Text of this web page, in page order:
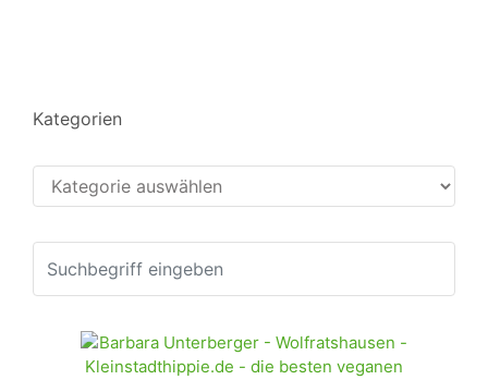
Kategorien
Kategorien